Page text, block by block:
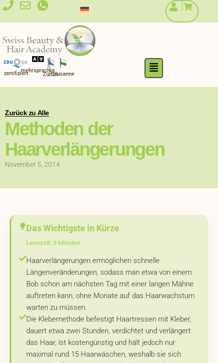
Zum
zertifiziertmehrsprachig
ZürichLausanne
Flyout
Menu
Zurück zu Alle
Methoden der
Haarverlängerungen
November 5, 2014
Das Wichtigste in Kürze
Lesezeit: 3 Minuten
Haarverlängerungen ermöglichen schnelle
Längenveränderungen, sodass man etwa von einem
Bob schon am nächsten Tag mit einer langen Mähne
auftreten kann, ohne Monate auf das Haarwachstum
warten zu müssen.
Die Klebemethode befestigt Haartressen mit Kleber,
dauert etwa zwei Stunden, verdichtet und verlängert
das Haar, ist kostengünstig und hält jedoch nur
maximal rund 15 Haarwäschen, weshalb sie sich